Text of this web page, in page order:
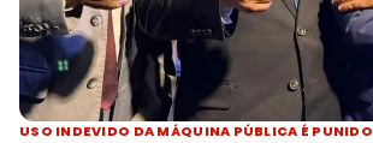
USO INDEVIDO DA MÁQUINA PÚBLICA É PUNIDO